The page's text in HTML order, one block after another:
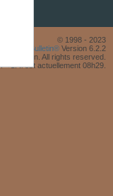
© 1998 - 2023
by
vBulletin® Version 6.2.2
vBulletin. All rights reserved.
+1. Il est actuellement 08h29.